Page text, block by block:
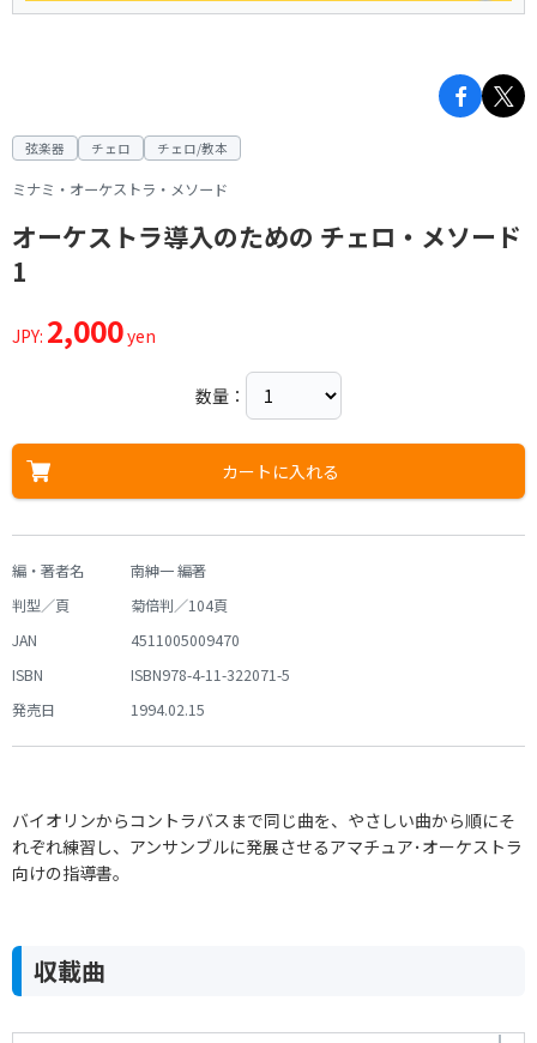
弦楽器 チェロ チェロ/教本
ミナミ・オーケストラ・メソード
オーケストラ導入のための チェロ・メソード
1
JPY: 2,000yen
数量：
カートに入れる
編・著者名
南紳一 編著
判型／頁
菊倍判／104頁
JAN
4511005009470
ISBN
ISBN978-4-11-322071-5
発売日
1994.02.15
バイオリンからコントラバスまで同じ曲を、やさしい曲から順にそ
れぞれ練習し、アンサンブルに発展させるアマチュア･オーケストラ
向けの指導書。
収載曲